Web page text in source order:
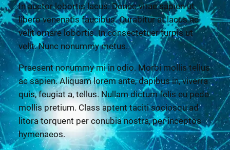
In auctor lobortis lacus. Donec vitae sapien ut
libero venenatis faucibus. Curabitur at lacus ac
velit ornare lobortis. In consectetuer turpis ut
velit. Nunc nonummy metus.
Praesent nonummy mi in odio. Morbi mollis tellus
ac sapien. Aliquam lorem ante, dapibus in, viverra
quis, feugiat a, tellus. Nullam dictum felis eu pede
mollis pretium. Class aptent taciti sociosqu ad
litora torquent per conubia nostra, per inceptos
hymenaeos.